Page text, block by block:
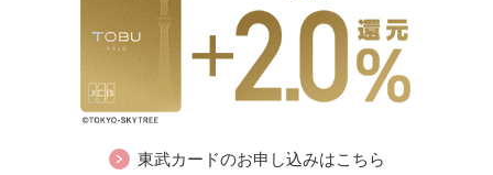
東武カードのお申し込みはこちら